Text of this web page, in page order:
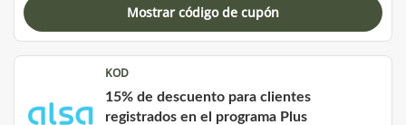
Mostrar código de cupón
KOD
15% de descuento para clientes
registrados en el programa Plus